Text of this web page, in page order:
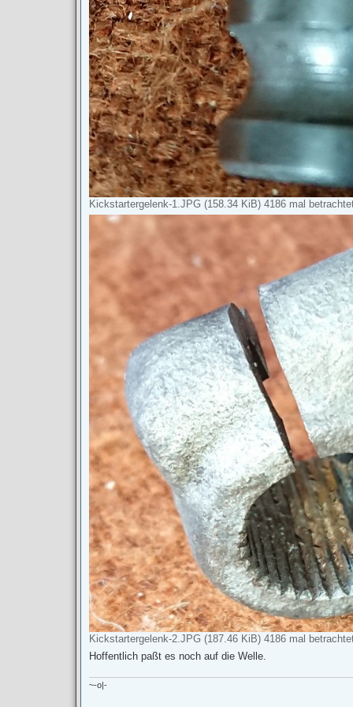
Kickstartergelenk-1.JPG (158.34 KiB) 4186 mal
Kickstartergelenk-2.JPG (187.46 KiB) 4186 mal
Hoffentlich paßt es noch auf die Welle.
~-o|-